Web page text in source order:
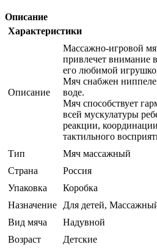
Описание
Характеристики
Описание
Массажно-игровой
привлечет внимание
его любимой
Мяч снабжен
воде.
Мяч способствует
всей мускулатуры
реакции,
тактильного
Тип
Мяч массажный
Страна
Россия
Упаковка
Коробка
Назначение
Для детей,
Вид мяча
Надувной
Возраст
Детские